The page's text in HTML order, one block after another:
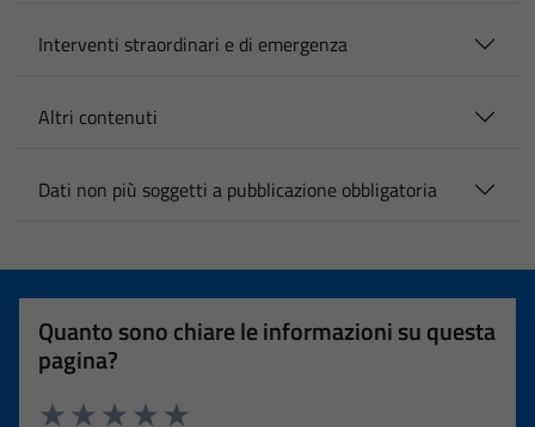
Interventi straordinari e di emergenza
Altri contenuti
Dati non più soggetti a pubblicazione obbligatoria
Quanto sono chiare le informazioni su questa
pagina?